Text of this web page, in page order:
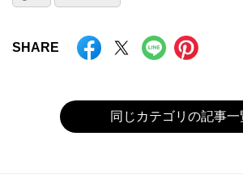
SHARE
同じカテゴリの記事一